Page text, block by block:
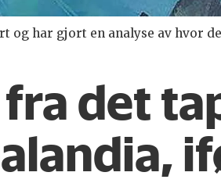
har gjort en analyse av hvor
det